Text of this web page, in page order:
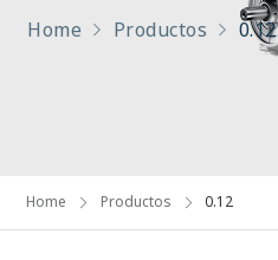
Home Productos 0.12
Home Productos 0.12